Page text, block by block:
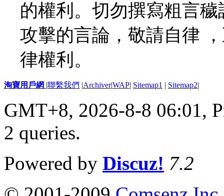
的權利。切勿撰寫粗言
攻擊的言論，敬請自律
律權利。
淘寶用戶網 |聯繫我們 |Archiver|WAP| Sitemap1 | Sitemap2|
GMT+8, 2026-8-8 06:01,
2 queries.
Powered by Discuz! 7.2